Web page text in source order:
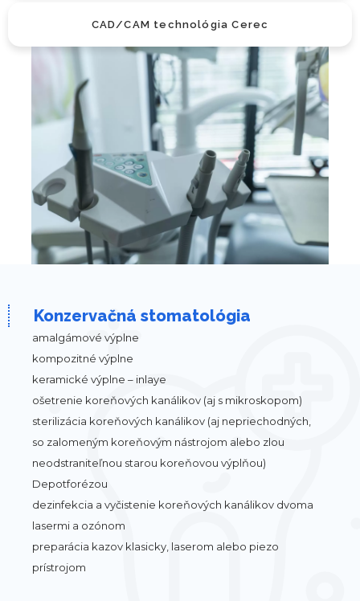
CAD/CAM technológia Cerec
Konzervačná stomatológia
amalgámové výplne
kompozitné výplne
keramické výplne – inlaye
ošetrenie koreňových kanálikov (aj s mikroskopom)
sterilizácia koreňových kanálikov (aj nepriechodných,
so zalomeným koreňovým nástrojom alebo zlou
neodstraniteľnou starou koreňovou výplňou)
Depotforézou
dezinfekcia a vyčistenie koreňových kanálikov dvoma
lasermi a ozónom
preparácia kazov klasicky, laserom alebo piezo
prístrojom